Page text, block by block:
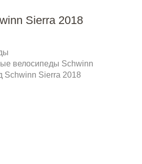
Sierra 2018
велосипеды Schwinn
Schwinn Sierra 2018